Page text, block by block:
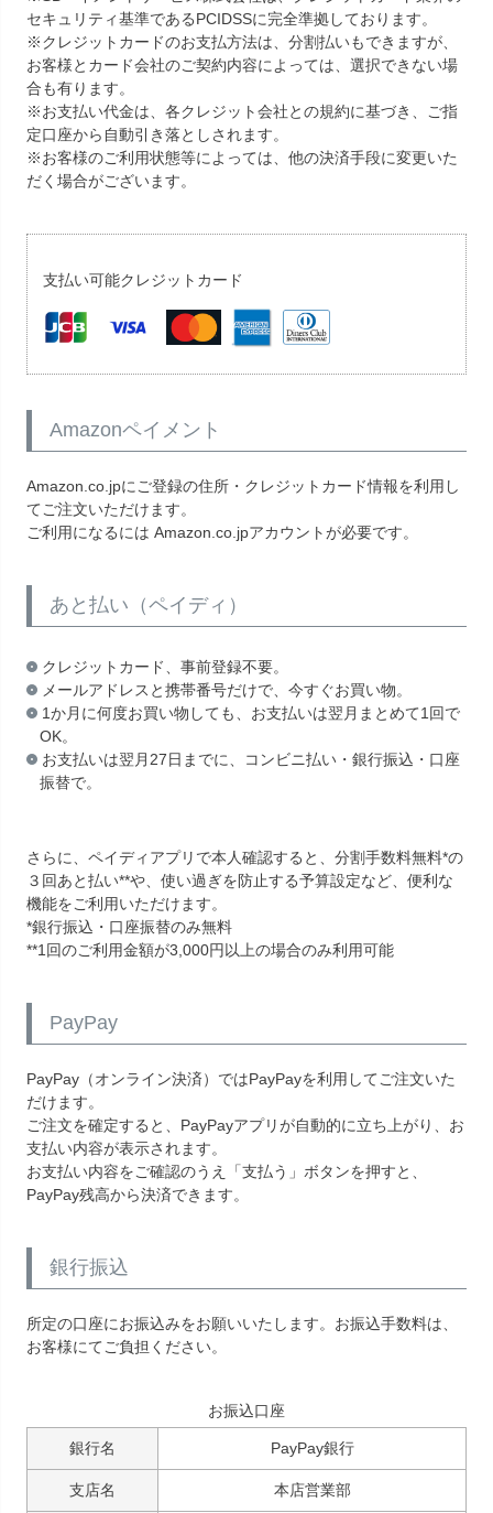
セキュリティ基準であるPCIDSSに完全準拠しております。
※クレジットカードのお支払方法は、分割払いもできますが、
お客様とカード会社のご契約内容によっては、選択できない場
合も有ります。
※お支払い代金は、各クレジット会社との規約に基づき、ご指
定口座から自動引き落としされます。
※お客様のご利用状態等によっては、他の決済手段に変更いた
だく場合がございます。
支払い可能クレジットカード
Amazonペイメント
Amazon.co.jpにご登録の住所・クレジットカード情報を利用し
てご注文いただけます。
ご利用になるには Amazon.co.jpアカウントが必要です。
あと払い（ペイディ）
クレジットカード、事前登録不要。
メールアドレスと携帯番号だけで、今すぐお買い物。
1か月に何度お買い物しても、お支払いは翌月まとめて1回で
OK。
お支払いは翌月27日までに、コンビニ払い・銀行振込・口座
振替で。
さらに、ペイディアプリで本人確認すると、分割手数料無料*の
３回あと払い**や、使い過ぎを防止する予算設定など、便利な
機能をご利用いただけます。
*銀行振込・口座振替のみ無料
**1回のご利用金額が3,000円以上の場合のみ利用可能
PayPay
PayPay（オンライン決済）ではPayPayを利用してご注文いた
だけます。
ご注文を確定すると、PayPayアプリが自動的に立ち上がり、お
支払い内容が表示されます。
お支払い内容をご確認のうえ「支払う」ボタンを押すと、
PayPay残高から決済できます。
銀行振込
所定の口座にお振込みをお願いいたします。お振込手数料は、
お客様にてご負担ください。
お振込口座
銀行名 PayPay銀行
支店名 本店営業部